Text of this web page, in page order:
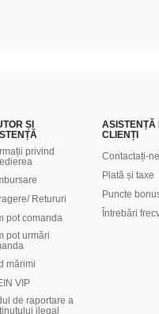
ȘI
privind
Retururi
pot comanda
pot urmări
mărimi
VIP
de raportare a
ilegal
ASISTENȚĂ
CLIENȚI
Contactați-ne
Plată și taxe
Puncte
Întrebări